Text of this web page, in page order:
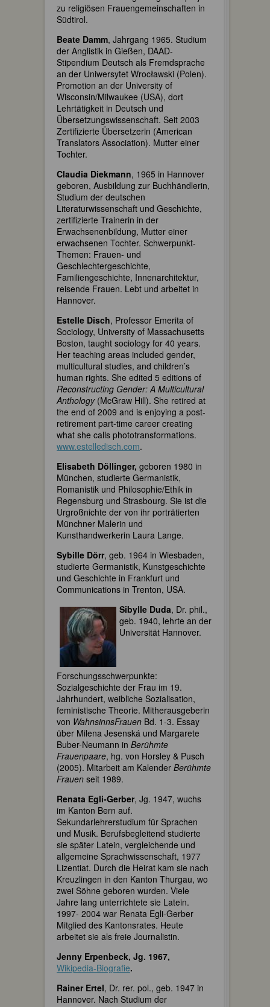
zu religiösen Frauengemeinschaften in
Südtirol.
Beate Damm, Jahrgang 1965. Studium
der Anglistik in Gießen, DAAD-
Stipendium Deutsch als Fremdsprache
an der Uniwersytet Wrocławski (Polen).
Promotion an der University of
Wisconsin/Milwaukee (USA), dort
Lehrtätigkeit in Deutsch und
Übersetzungswissenschaft. Seit 2003
Zertifizierte Übersetzerin (American
Translators Association). Mutter einer
Tochter.
Claudia Diekmann, 1965 in Hannover
geboren, Ausbildung zur Buchhändlerin,
Studium der deutschen
Literaturwissenschaft und Geschichte,
zertifizierte Trainerin in der
Erwachsenenbildung, Mutter einer
erwachsenen Tochter. Schwerpunkt-
Themen: Frauen- und
Geschlechtergeschichte,
Familiengeschichte, Innenarchitektur,
reisende Frauen. Lebt und arbeitet in
Hannover.
Estelle Disch, Professor Emerita of
Sociology, University of Massachusetts
Boston, taught sociology for 40 years.
Her teaching areas included gender,
multicultural studies, and children’s
human rights. She edited 5 editions of
Reconstructing Gender: A Multicultural
Anthology(McGraw Hill). She retired at
the end of 2009 and is enjoying a post-
retirement part-time career creating
what she calls phototransformations.
www.estelledisch.com.
Elisabeth Döllinger, geboren 1980 in
München, studierte Germanistik,
Romanistik und Philosophie/Ethik in
Regensburg und Strasbourg. Sie ist die
Urgroßnichte der von ihr porträtierten
Münchner Malerin und
Kunsthandwerkerin Laura Lange.
Sybille Dörr, geb. 1964 in Wiesbaden,
studierte Germanistik, Kunstgeschichte
und Geschichte in Frankfurt und
Communications in Trenton, USA.
Sibylle Duda, Dr. phil.,
geb. 1940, lehrte an der
Universität Hannover.
Forschungsschwerpunkte:
Sozialgeschichte der Frau im 19.
Jahrhundert, weibliche Sozialisation,
feministische Theorie. Mitherausgeberin
von WahnsinnsFrauen Bd. 1-3. Essay
über Milena Jesenská und Margarete
Buber-Neumann in Berühmte
Frauenpaare, hg. von Horsley & Pusch
(2005). Mitarbeit am Kalender Berühmte
Frauen seit 1989.
Renata Egli-Gerber, Jg. 1947, wuchs
im Kanton Bern auf.
Sekundarlehrerstudium für Sprachen
und Musik. Berufsbegleitend studierte
sie später Latein, vergleichende und
allgemeine Sprachwissenschaft, 1977
Lizentiat. Durch die Heirat kam sie nach
Kreuzlingen in den Kanton Thurgau, wo
zwei Söhne geboren wurden. Viele
Jahre lang unterrichtete sie Latein.
1997- 2004 war Renata Egli-Gerber
Mitglied des Kantonsrates. Heute
arbeitet sie als freie Journalistin.
Jenny Erpenbeck, Jg. 1967,
Wikipedia-Biografie.
Rainer Ertel, Dr. rer. pol., geb. 1947 in
Hannover. Nach Studium der